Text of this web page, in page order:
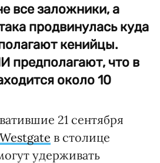
все заложники, а
продвинулась куда
кенийцы.
предполагают, что в
около 10
21 сентября
в столице
удерживать